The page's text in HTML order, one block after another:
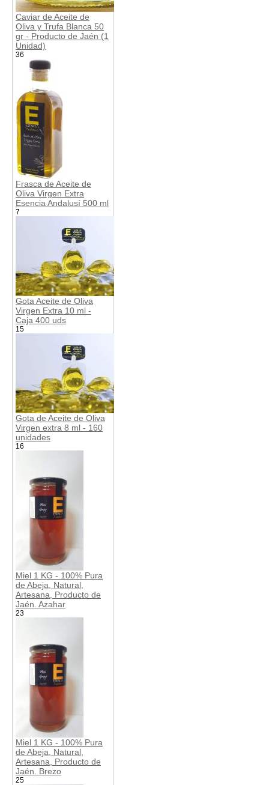
Caviar de Aceite de
Oliva y Trufa Blanca 50
gr - Producto de Jaén (1
Unidad)
36
Frasca de Aceite de
Oliva Virgen Extra
Esencia Andalusí 500 ml
7
Gota Aceite de Oliva
Virgen Extra 10 ml -
Caja 400 uds
15
Gota de Aceite de Oliva
Virgen extra 8 ml - 160
unidades
16
Miel 1 KG - 100% Pura
de Abeja, Natural,
Artesana, Producto de
Jaén. Azahar
23
Miel 1 KG - 100% Pura
de Abeja, Natural,
Artesana, Producto de
Jaén. Brezo
25